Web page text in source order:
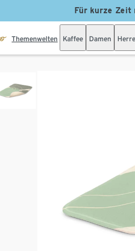
Für kurze Zeit
Themenwelten Kaffee Damen